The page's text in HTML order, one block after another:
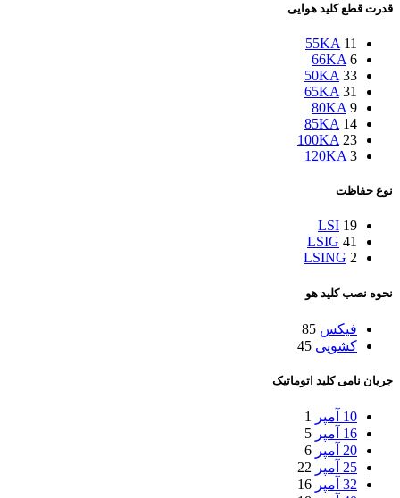
قدرت قطع کلید هوایی
55KA 11
66KA 6
50KA 33
65KA 31
80KA 9
85KA 14
100KA 23
120KA 3
نوع حفاظت
LSI 19
LSIG 41
LSING 2
نحوه نصب کلید هو
فیکس 85
کشویی 45
جریان نامی کلید اتوماتیک
10 آمپر
1
16 آمپر
5
20 آمپر
6
25 آمپر
22
32 آمپر
16